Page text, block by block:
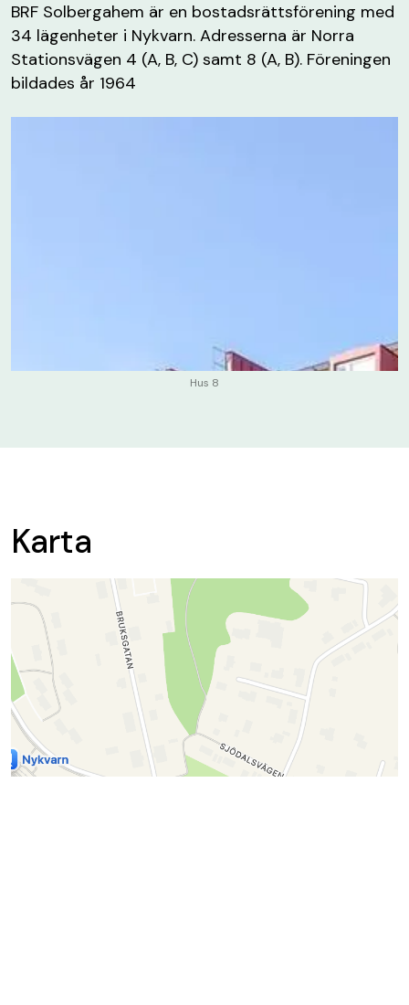
BRF Solbergahem är en bostadsrättsförening med
34 lägenheter i Nykvarn. Adresserna är Norra
Stationsvägen 4 (A, B, C) samt 8 (A, B). Föreningen
bildades år 1964
Hus 8
Karta